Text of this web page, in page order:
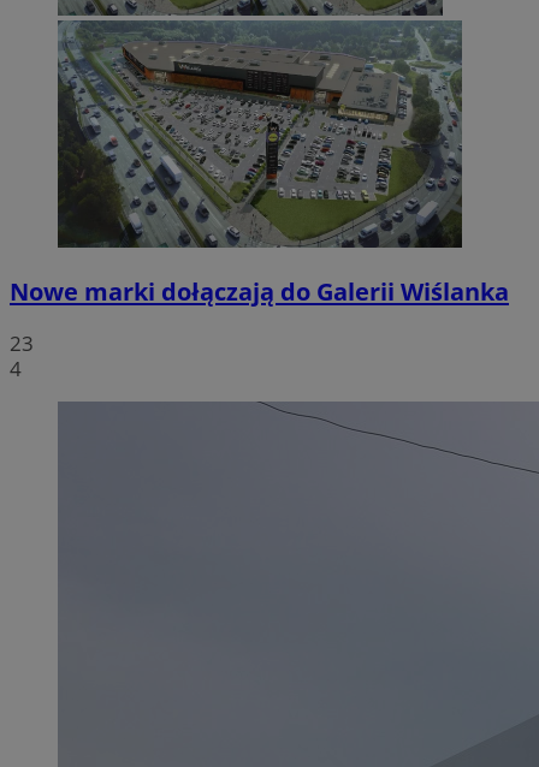
Nowe marki dołączają do Galerii Wiślanka
23
4